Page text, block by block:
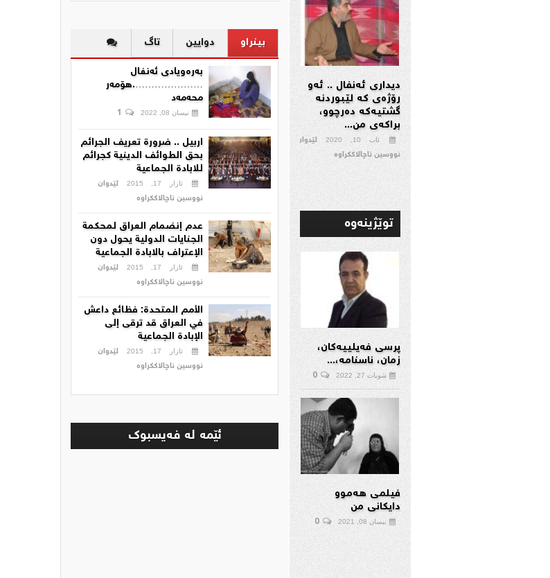
بینراو دوایین تاگ
بەرەویادی ئەنفال
………………….هۆمەر
محەمەد
نیسان 08, 2022
اربيل .. ضرورة تعريف الجرائم
بحق الطوائف الدينية كجرائم
للابادة الجماعية
ئازار 17, 2015
لێدوان
نووسین ناچالاککراوە
عدم إنضمام العراق لمحكمة
الجنايات الدولية يحول دون
الإعتراف بالابادة الجماعية
ئازار 17, 2015
لێدوان
نووسین ناچالاککراوە
الأمم المتحدة: فظائع داعش
في العراق قد ترقى إلى
الإبادة الجماعية
ئازار 17, 2015
لێدوان
نووسین ناچالاککراوە
ئێمه‌ له‌ فه‌یسبوك
دیداری ئەنفال .. ئەو
رۆژەی كە لێبوردنە
گشتیەكە دەرچوو،
براكەی من...
ئاب 10, 2020
لێدوان
نووسین ناچالاککراوە
توێژینه‌وه‌
پرسی فەیلییەکان،
زمان، ناسنامە،...
شوبات 27, 2022 0
فیلمی هەموو
دایکانی من
نیسان 08, 2021 0